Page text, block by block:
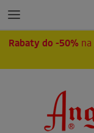
Rabaty do -50% na